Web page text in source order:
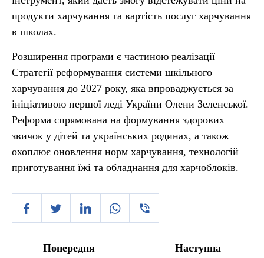
продукти харчування та вартість послуг харчування
в школах.
Розширення програми є частиною реалізації
Стратегії реформування системи шкільного
харчування до 2027 року, яка впроваджується за
ініціативою першої леді України Олени Зеленської.
Реформа спрямована на формування здорових
звичок у дітей та українських родинах, а також
охоплює оновлення норм харчування, технологій
приготування їжі та обладнання для харчоблоків.
Попередня Наступна